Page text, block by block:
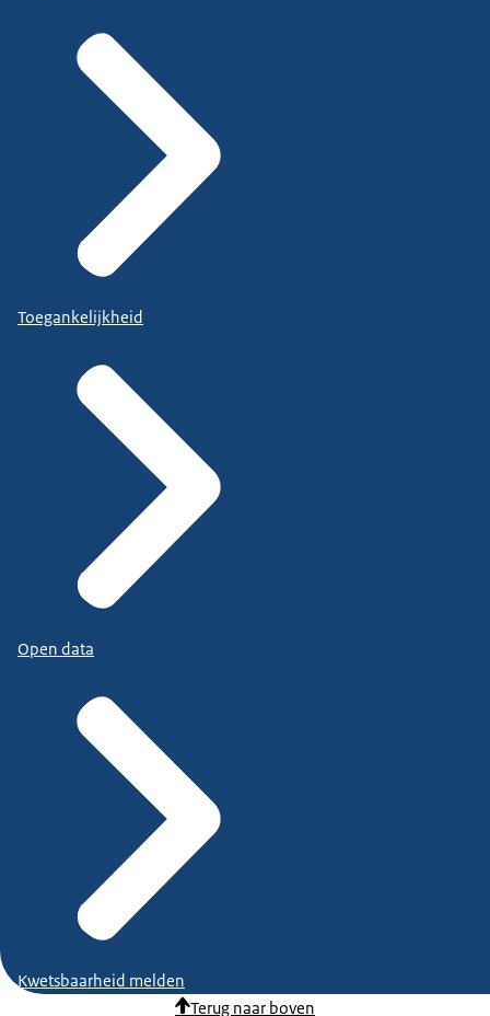
Toegankelijkheid
Open data
Kwetsbaarheid melden
Terug naar boven